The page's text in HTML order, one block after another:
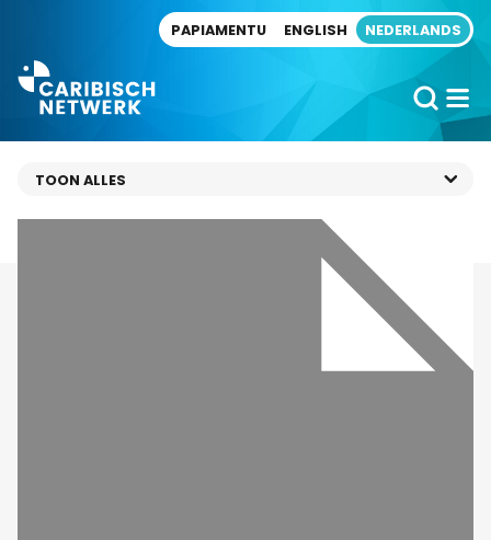
PAPIAMENTU ENGLISH NEDERLANDS